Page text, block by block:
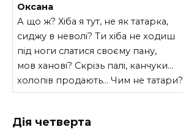
Оксана
А що ж? Хіба я тут, не як татарка,
сиджу в неволі? Ти хіба не ходиш
під ноги слатися своєму пану,
мов ханові? Скрізь палі, канчуки…
холопів продають… Чим не татари?
Дія четверта